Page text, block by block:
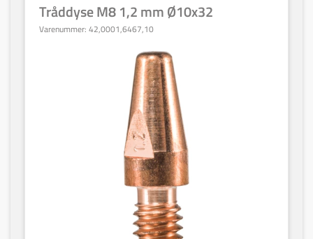
Tråddyse M8 1,2 mm Ø10x32
Varenummer: 42,0001,6467,10